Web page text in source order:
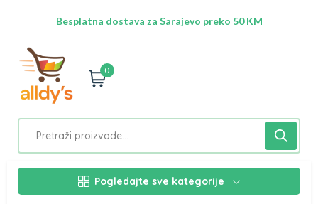
Besplatna dostava za Sarajevo preko 50 KM
0
Pogledajte sve kategorije